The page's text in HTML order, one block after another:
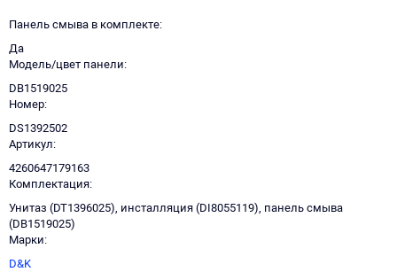
Панель смыва в комплекте
Да
Модель/цвет панели
DB1519025
Номер
DS1392502
Артикул
4260647179163
Комплектация
Унитаз (DT1396025), инсталляция (DI8055119), панель смыва
(DB1519025)
Марки
D&K